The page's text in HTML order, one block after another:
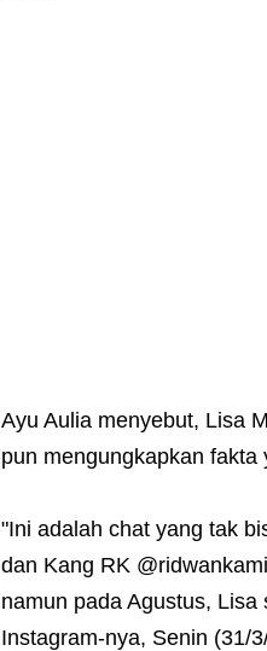
Ayu Aulia menyebut, Lisa
pun mengungkapkan fakta
"Ini adalah chat yang tak
dan Kang RK
namun pada Agustus,
Instagram-nya, Senin (31/